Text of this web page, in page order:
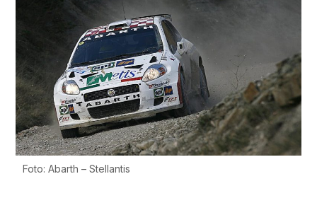
Foto: Abarth – Stellantis